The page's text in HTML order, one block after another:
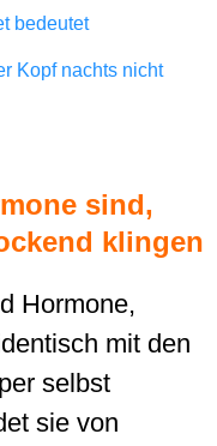
bedeutet
Kopf nachts nicht
sind,
klingen
Hormone,
mit den
selbst
sie von